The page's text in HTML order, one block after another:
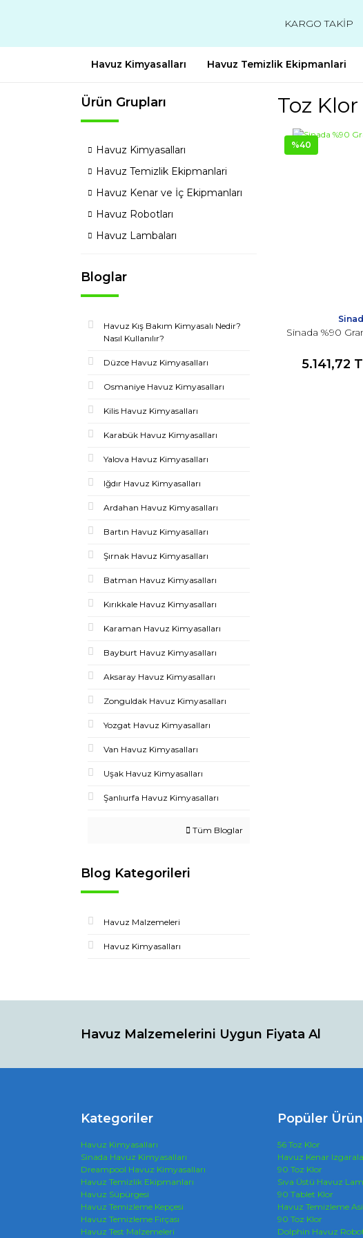
KARGO TAKİP
Havuz Kimyasalları Havuz Temizlik Ekipmanlari
Ürün Grupları
Havuz Kimyasalları
Havuz Temizlik Ekipmanlari
Havuz Kenar ve İç Ekipmanları
Havuz Robotları
Havuz Lambaları
Bloglar
Havuz Kış Bakım Kimyasalı Nedir?
Nasıl Kullanılır?
Düzce Havuz Kimyasalları
Osmaniye Havuz Kimyasalları
Kilis Havuz Kimyasalları
Karabük Havuz Kimyasalları
Yalova Havuz Kimyasalları
Iğdır Havuz Kimyasalları
Ardahan Havuz Kimyasalları
Bartın Havuz Kimyasalları
Şırnak Havuz Kimyasalları
Batman Havuz Kimyasalları
Kırıkkale Havuz Kimyasalları
Karaman Havuz Kimyasalları
Bayburt Havuz Kimyasalları
Aksaray Havuz Kimyasalları
Zonguldak Havuz Kimyasalları
Yozgat Havuz Kimyasalları
Van Havuz Kimyasalları
Uşak Havuz Kimyasalları
Şanlıurfa Havuz Kimyasalları
Tüm Bloglar
Blog Kategorileri
Havuz Malzemeleri
Havuz Kimyasalları
Toz
%40
Sinada %90
5.141,72
Havuz Malzemelerini Uygun Fiyata Al
Kategoriler
Havuz Kimyasalları
Sinada Havuz Kimyasalları
Dreampool Havuz Kimyasalları
Havuz Temizlik Ekipmanları
Havuz Süpürgesi
Havuz Temizleme Kepçesi
Havuz Temizleme Fırçası
Havuz Test Malzemeleri
Popüler
56 Toz Klor
Havuz Kenar
90 Toz Klor
Sıva Üstü Havuz
90 Tablet Klor
Havuz Temizleme
90 Toz Klor
Dolphin Havuz